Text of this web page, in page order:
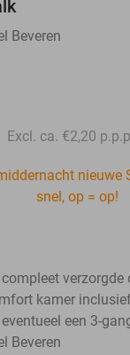
Beveren
Excl. ca. €2,20
nieuwe
snel, op = op!
kamer
een 3-
Beveren